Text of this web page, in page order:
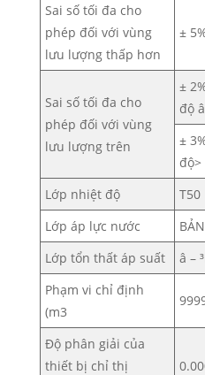
Sai số tối đa cho
phép đối với vùng
lưu lượng thấp hơn
±
Sai số tối đa cho
phép đối với vùng
lưu lượng trên
±
độ
±
độ>
Lớp nhiệt độ
T50
Lớp áp lực nước
Lớp tổn thất áp suất
â –
Phạm vi chỉ định
(m3
Độ phân giải của
thiết bị chỉ thị